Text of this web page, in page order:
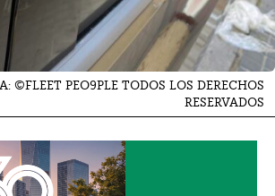
©FLEET PEO9PLE TODOS LOS DERECHOS
RESERVADOS